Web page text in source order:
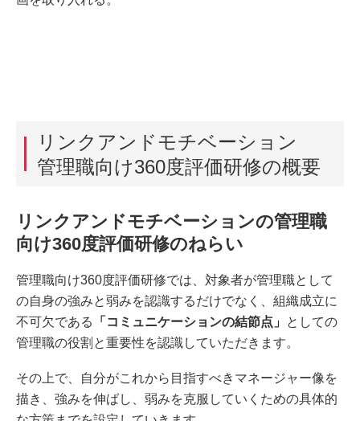
リンクアンドモチベーション
管理職向け360度評価研修の概要
リンクアンドモチベーションの管理職
向け360度評価研修のねらい
管理職向け360度評価研修では、対象者が管理職として
の自身の強みと弱みを認識するだけでなく、組織成立に
不可欠である
「コミュニケーションの結節点」
としての
管理職の役割と重要性を認識していただきます。
その上で、自分がこれから目指すべきマネージャー像を
描き、強みを伸ばし、弱みを克服していくための具体的